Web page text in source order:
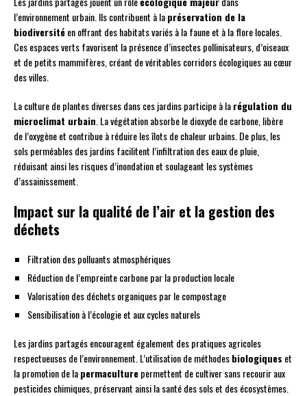
l’environnement urbain. Ils contribuent à lapréservation de la
biodiversitéen offrant des habitats variés à la faune et à la flore locales.
Ces espaces verts favorisent la présence d’insectes pollinisateurs, d’oiseaux
et de petits mammifères, créant de véritables corridors écologiques au cœur
des villes.
La culture de plantes diverses dans ces jardins participe à larégulation du
microclimat urbain . La végétation absorbe le dioxyde de carbone, libère
de l’oxygène et contribue à réduire les îlots de chaleur urbains. De plus, les
sols perméables des jardins facilitent l’infiltration des eaux de pluie,
réduisant ainsi les risques d’inondation et soulageant les systèmes
d’assainissement.
Impact sur la qualité de l’air et la gestion des
déchets
Filtration des polluants atmosphériques
Réduction de l’empreinte carbone par la production locale
Valorisation des déchets organiques par le compostage
Sensibilisation à l’écologie et aux cycles naturels
Les jardins partagés encouragent également des pratiques agricoles
respectueuses de l’environnement. L’utilisation de méthodesbiologiques et
la promotion de lapermaculturepermettent de cultiver sans recourir aux
pesticides chimiques, préservant ainsi la santé des sols et des écosystèmes.